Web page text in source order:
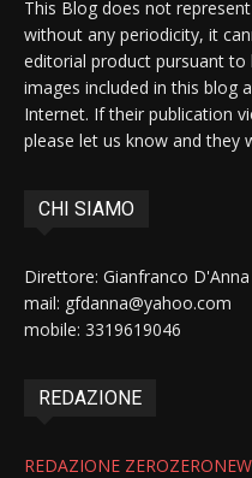
This Blog does not
without any periodicity, it
editorial product pursuant to
images included in this blog
Internet. If their publication
please let us know and they
CHI SIAMO
Direttore: Gianfranco D'Anna
mail: gfdanna@yahoo.com
mobile: 3319619046
REDAZIONE
REDAZIONE